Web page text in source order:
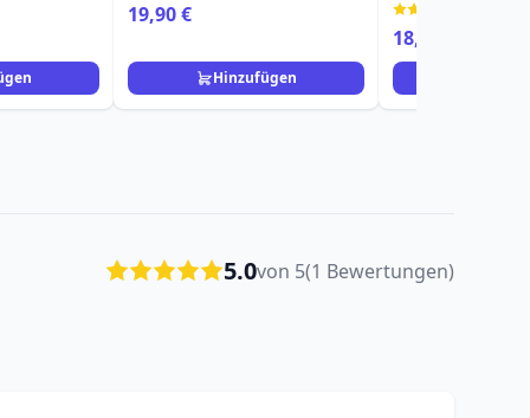
19,90 €
Hinzufügen
18,90 €
5.0von 5(1 Bewertungen)